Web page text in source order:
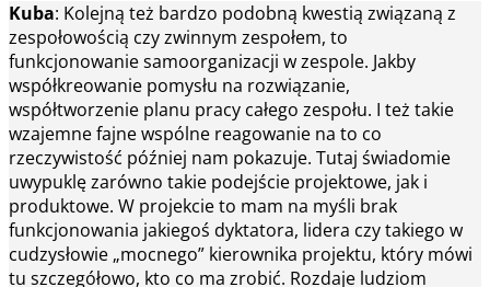
Kuba: Kolejną też bardzo podobną kwestią związaną z
zespołowością czy zwinnym zespołem, to
funkcjonowanie samoorganizacji w zespole. Jakby
współkreowanie pomysłu na rozwiązanie,
współtworzenie planu pracy całego zespołu. I też takie
wzajemne fajne wspólne reagowanie na to co
rzeczywistość później nam pokazuje. Tutaj świadomie
uwypuklę zarówno takie podejście projektowe, jak i
produktowe. W projekcie to mam na myśli brak
funkcjonowania jakiegoś dyktatora, lidera czy takiego w
cudzysłowie „mocnego” kierownika projektu, który mówi
tu szczegółowo, kto co ma zrobić. Rozdaje ludziom